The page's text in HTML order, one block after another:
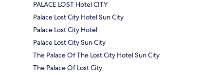
PALACE LOST Hotel CITY
Palace Lost City Hotel Sun City
Palace Lost City Hotel
Palace Lost City Sun City
The Palace Of The Lost City Hotel Sun City
The Palace Of Lost City